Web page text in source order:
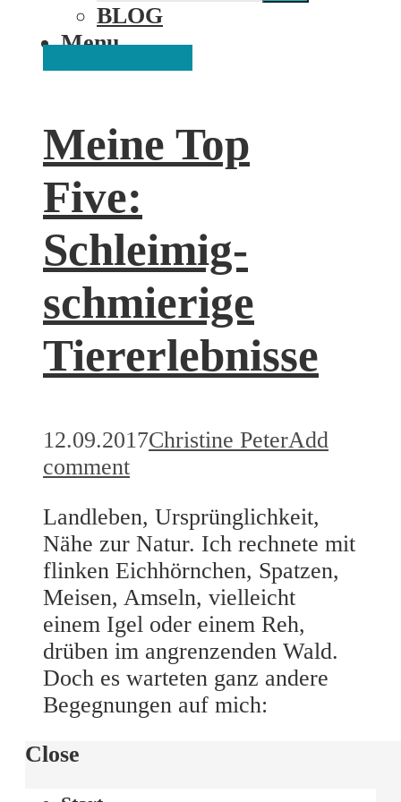
BLOG
Menu
Meine Top
Five:
Schleimig-
schmierige
Tiererlebnisse
12.09.2017Christine PeterAdd
comment
Landleben, Ursprünglichkeit,
Nähe zur Natur. Ich rechnete mit
flinken Eichhörnchen, Spatzen,
Meisen, Amseln, vielleicht
einem Igel oder einem Reh,
drüben im angrenzenden Wald.
Doch es warteten ganz andere
Begegnungen auf mich:
Close